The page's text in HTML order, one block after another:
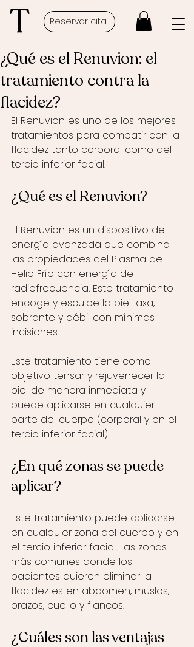
Reservar cita
¿Qué es el Renuvion: el
tratamiento contra la
flacidez?
El Renuvion es uno de los mejores
tratamientos para combatir con la
flacidez tanto corporal como del
tercio inferior facial.
¿Qué es el Renuvion?
El Renuvion es un dispositivo de
energía avanzada que combina
las propiedades del Plasma de
Helio Frío con energía de
radiofrecuencia. Este tratamiento
encoge y esculpe la piel laxa,
sobrante y débil con mínimas
incisiones.
Este tratamiento tiene como
objetivo tensar y rejuvenecer la
piel de manera inmediata y
puede aplicarse en cualquier
parte del cuerpo (corporal y en el
tercio inferior facial).
¿En qué zonas se puede
aplicar?
Este tratamiento puede aplicarse
en cualquier zona del cuerpo y en
el tercio inferior facial. Las zonas
más comunes donde los
pacientes quieren eliminar la
flacidez es en abdomen, muslos,
brazos, cuello y flancos.
¿Cuáles son las ventajas